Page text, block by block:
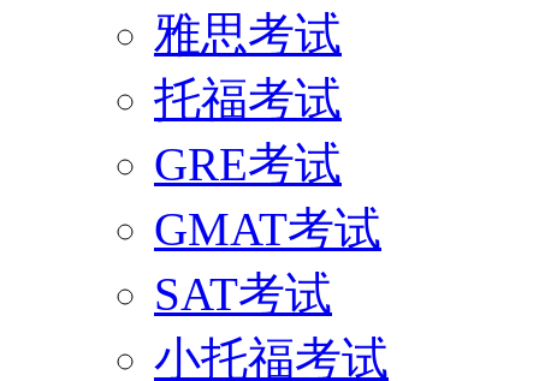
雅思考试
托福考试
GRE考试
GMAT考试
SAT考试
小托福考试